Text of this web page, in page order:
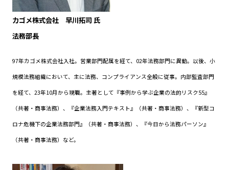
カゴメ株式会社 早川拓司 氏
法務部長
97年カゴメ株式会社入社。営業部門配属を経て、02年法務部門に異動。以後、小
規模法務組織において、主に法務、コンプライアンス全般に従事。内部監査部門
を経て、23年10月から現職。主著として『事例から学ぶ企業の法的リスク55』
（共著・商事法務）、『企業法務入門テキスト』（共著・商事法務）、『新型コ
ロナ危機下の企業法務部門』（共著・商事法務）、『今日から法務パーソン』
（共著・商事法務）など。